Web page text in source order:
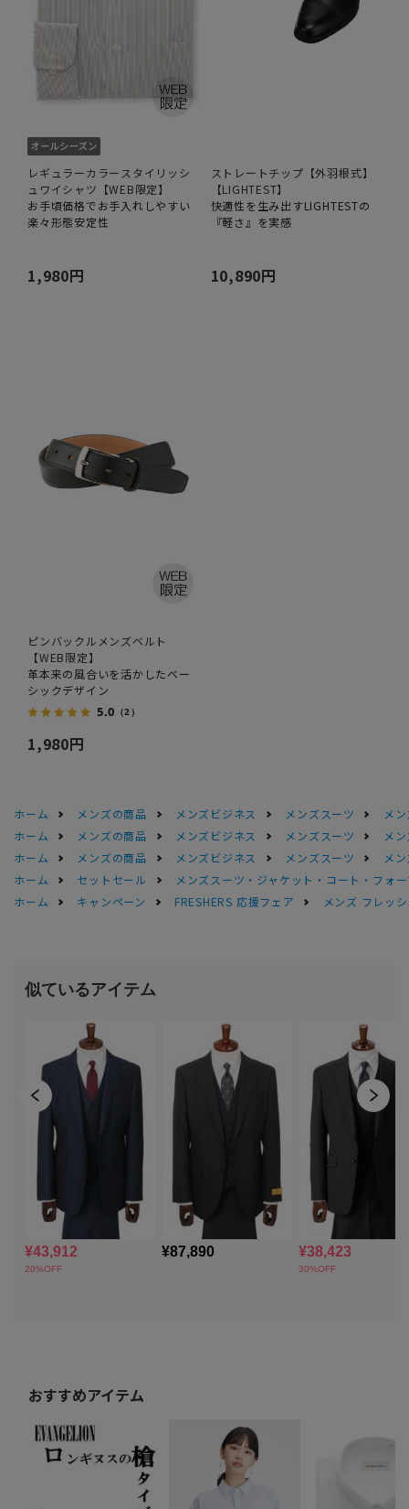
レギュラーカラースタイリッシ
ュワイシャツ【WEB限定】
お手頃価格でお手入れしやすい
楽々形態安定性
1,980円
ストレートチップ【外羽根式】
【LIGHTEST】
快適性を生み出すLIGHTESTの
『軽さ』を実感
10,890円
ピンバックルメンズベルト
【WEB限定】
革本来の風合いを活かしたベー
シックデザイン
5.0 （2）
1,980円
ホーム メンズの商品 メンズビジネス メンズスーツ
メ
ホーム
メンズの商品 メンズビジネス メンズスーツ
メ
ホーム
メンズの商品 メンズビジネス メンズスーツ
メ
ホーム
セットセール
メンズスーツ・ジャケット・コート・フォ
ホーム
キャンペーン FRESHERS 応援フェア メンズ フレッ